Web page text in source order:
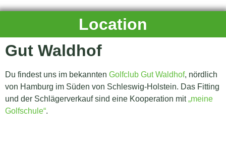
Location
Gut Waldhof
Du findest uns im bekannten Golfclub Gut Waldhof, nördlich
von Hamburg im Süden von Schleswig-Holstein. Das Fitting
und der Schlägerverkauf sind eine Kooperation mit „meine
Golfschule“.